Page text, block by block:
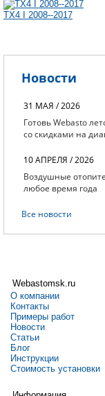
TX4 I 2008--2017
Новости
31 МАЯ / 2026
Готовь Webasto
со скидками на
10 АПРЕЛЯ / 2026
Воздушные
любое время года
Все новости
Webastomsk.ru
О компании
Контакты
Примеры работ
Новости
Статьи
Блог
Инструкции
Стоимость установки